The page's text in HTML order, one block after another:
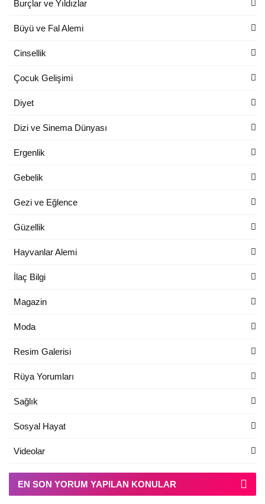
Burçlar ve Yıldızlar
Büyü ve Fal Alemi
Cinsellik
Çocuk Gelişimi
Diyet
Dizi ve Sinema Dünyası
Ergenlik
Gebelik
Gezi ve Eğlence
Güzellik
Hayvanlar Alemi
İlaç Bilgi
Magazin
Moda
Resim Galerisi
Rüya Yorumları
Sağlık
Sosyal Hayat
Videolar
EN SON YORUM YAPILAN KONULAR